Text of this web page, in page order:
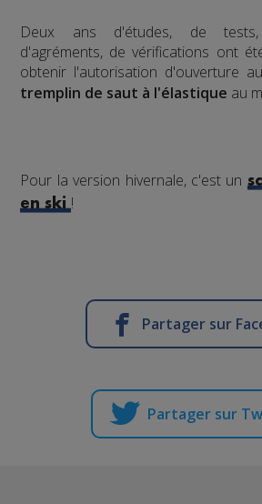
​Deux ans d'études, de tests,
d'agréments, de vérifications ont
obtenir l'autorisation d'ouverture
tremplin de saut à l'élastique au
Pour la version hivernale, c'est un
en ski !
Partager sur
Partager sur